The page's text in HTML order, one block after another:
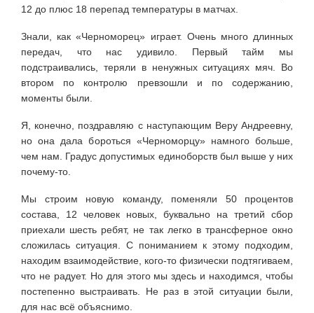
12 до плюс 18 перепад температуры в матчах.
Знали, как «Черноморец» играет. Очень много длинных
передач, что нас удивило. Первый тайм мы
подстраивались, теряли в ненужных ситуациях мяч. Во
втором по контролю превзошли и по содержанию,
моменты были.
Я, конечно, поздравляю с наступающим Веру Андреевну,
но она дала бороться «Черноморцу» намного больше,
чем нам. Градус допустимых единоборств был выше у них
почему-то.
Мы строим новую команду, поменяли 50 процентов
состава, 12 человек новых, буквально на третий сбор
приехали шесть ребят, не так легко в трансферное окно
сложилась ситуация. С пониманием к этому подходим,
находим взаимодействие, кого-то физически подтягиваем,
что не радует. Но для этого мы здесь и находимся, чтобы
постепенно выстраивать. Не раз в этой ситуации были,
для нас всё объяснимо.